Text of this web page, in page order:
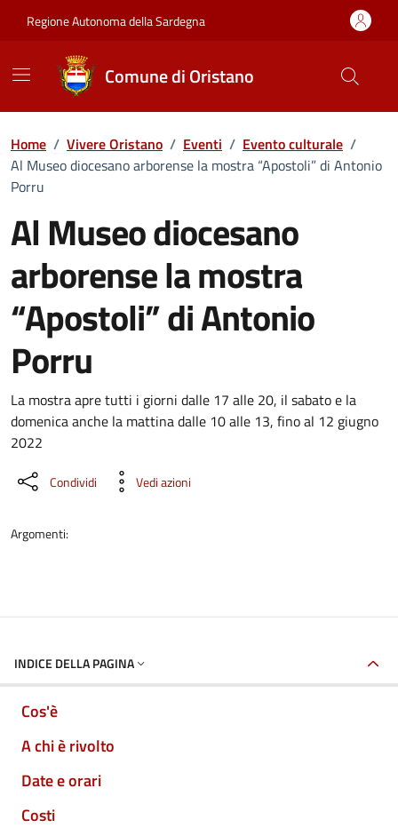
Regione Autonoma della Sardegna
Comune di Oristano
Home / Vivere Oristano / Eventi / Evento culturale /
Al Museo diocesano arborense la mostra “Apostoli” di Antonio
Porru
Al Museo diocesano
arborense la mostra
“Apostoli” di Antonio
Porru
Dettaglio dell'evento
La mostra apre tutti i giorni dalle 17 alle 20, il sabato e la
domenica anche la mattina dalle 10 alle 13, fino al 12 giugno
2022
Condividi Vedi azioni
Argomenti:
INDICE DELLA PAGINA
Cos'è
A chi è rivolto
Date e orari
Costi